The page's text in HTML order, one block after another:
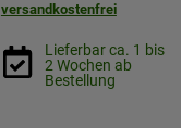
versandkostenfrei
Lieferbar ca. 1 bis
2 Wochen ab
Bestellung